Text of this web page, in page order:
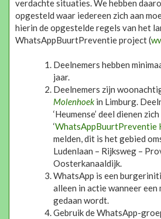
verdachte situaties. We hebben
opgesteld waar iedereen zich aan
hierin de opgestelde regels van het
WhatsAppBuurtPreventie project (
Deelnemers hebben
jaar.
Deelnemers zijn
Molenhoek in Limburg.
‘Heumense’ deel dienen
‘WhatsAppBuurtPreventie
melden, dit is het gebied
Ludenlaan – Rijksweg –
Oosterkanaaldijk.
WhatsApp is een
alleen in actie wanneer een
gedaan wordt.
Gebruik de WhatsApp-